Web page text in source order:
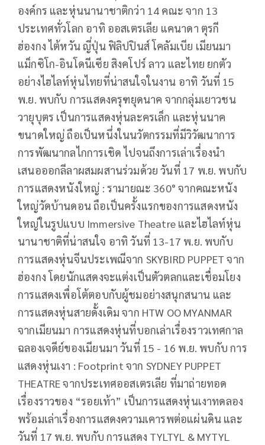
องค์กร และหุ่นนานาชาติกว่า 14 คณะ จาก 13
ประเทศทั่วโลก อาทิ ออสเตรเลีย แคนาดา ตุรกี
ฮ่องกง ไต้หวัน ญี่ปุ่น ฟิลิปปินส์ โคลัมเบีย เมียนมา
แม็กซิโก-อินโดนีเซีย สิงคโปร์ ลาว และไทย ยกตัว
อย่างไฮไลท์หุ่นไทยที่น่าสนใจในงาน อาทิ วันที่ 15
พ.ย. พบกับ การแสดงครุฑยุดนาค จากกลุ่มเยาวชน
วายุบุตร เป็นการแสดงหุ่นละครเล็ก และหุ่นนาค
ขนาดใหญ่ ถือเป็นหนึ่งในนวัตกรรมที่มีวิวัฒนาการ
การพัฒนากลไกการเชิด ไปจนถึงการเล่าเรื่องนำ
เสนอออกลีลาผสมผสานร่วมด้วย วันที่ 17 พ.ย. พบกับ
การแสดงหนังใหญ่ : รามายณะ 360° จากคณะหนัง
ใหญ่วัดบ้านดอน ถือเป็นครั้งแรกของการแสดงหนัง
ใหญ่ในรูปแบบ Immersive Theatre และไฮไลท์หุ่น
นานาชาติที่น่าสนใจ อาทิ วันที่ 13-17 พ.ย. พบกับ
การแสดงหุ่นจีนประเพณีจาก SKYBIRD PUPPET จาก
ฮ่องกง โดยนักแสดงจะแต่งเป็นตัวตลกและเชื่อมโยง
การแสดงเพื่อโต้ตอบกับผู้ชมอย่างสนุกสนาน และ
การแสดงหุ่นสายดั้งเดิม จาก HTW OO MYANMAR
จากเมียนมา การแสดงหุ่นที่บอกเล่าเรื่องราวเทศกาล
ฉลองเจดีย์ของเมียนมา วันที่ 15 - 16 พ.ย. พบกับ การ
แสดงหุ่นเงา : Footprint จาก SYDNEY PUPPET
THEATRE จากประเทศออสเตรเลีย ที่มาถ่ายทอด
เรื่องราวของ “รอยเท้า” เป็นการแสดงหุ่นเงาทดลอง
พร้อมเล่าเรื่องการแสดงความเคารพต่อแผ่นดิน และ
วันที่ 17 พ.ย. พบกับ การแสดง TYLTYL & MYTYL